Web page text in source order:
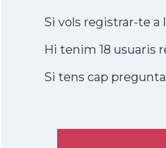
Si vols registrar-te a
Hi tenim 18 usuaris
Si tens cap